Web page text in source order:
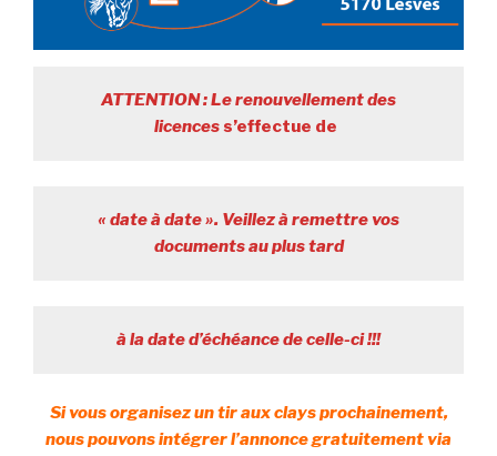
ATTENTION : Le renouvellement des
licencess’effectue de
« date à date ». Veillez à remettre vos
documents au plus tard
à la date d’échéance de celle-ci !!!
Si vous organisez un tir aux clays prochainement,
nous pouvons intégrer l’annonce gratuitement via